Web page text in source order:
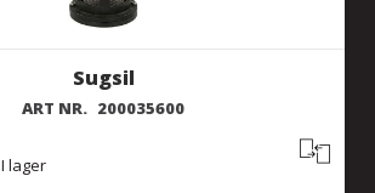
Sugsil
ART NR. 200035600
I lager